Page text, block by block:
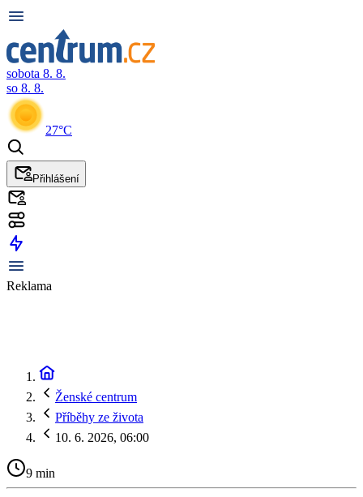
sobota 8. 8.
so 8. 8.
27°C
Přihlášení
Reklama
Ženské centrum
Příběhy ze života
10. 6. 2026, 06:00
9 min